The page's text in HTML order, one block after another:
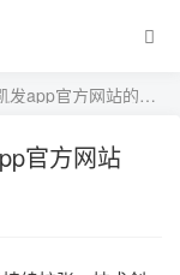
发app官方网站的产品展示
官方网站